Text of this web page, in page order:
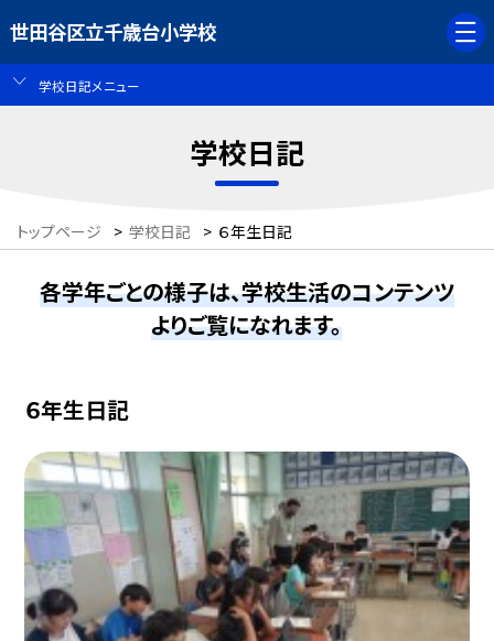
世田谷区立千歳台小学校
学校日記メニュー
学校日記
トップページ > 学校日記 > ６年生日記
各学年ごとの様子は、学校生活のコンテンツ
よりご覧になれます。
６年生日記